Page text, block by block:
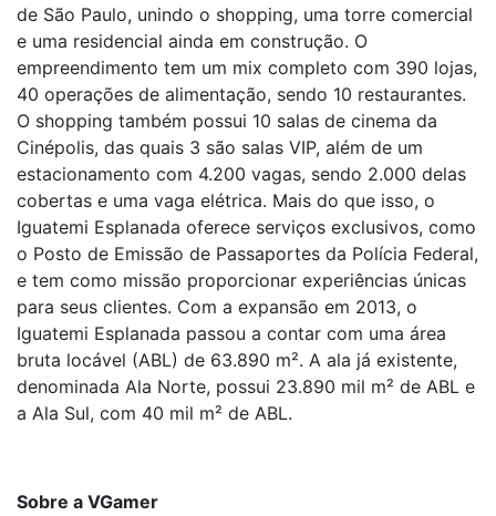
de São Paulo, unindo o shopping, uma torre comercial
e uma residencial ainda em construção. O
empreendimento tem um mix completo com 390 lojas,
40 operações de alimentação, sendo 10 restaurantes.
O shopping também possui 10 salas de cinema da
Cinépolis, das quais 3 são salas VIP, além de um
estacionamento com 4.200 vagas, sendo 2.000 delas
cobertas e uma vaga elétrica. Mais do que isso, o
Iguatemi Esplanada oferece serviços exclusivos, como
o Posto de Emissão de Passaportes da Polícia Federal,
e tem como missão proporcionar experiências únicas
para seus clientes. Com a expansão em 2013, o
Iguatemi Esplanada passou a contar com uma área
bruta locável (ABL) de 63.890 m². A ala já existente,
denominada Ala Norte, possui 23.890 mil m² de ABL e
a Ala Sul, com 40 mil m² de ABL.
Sobre a VGamer